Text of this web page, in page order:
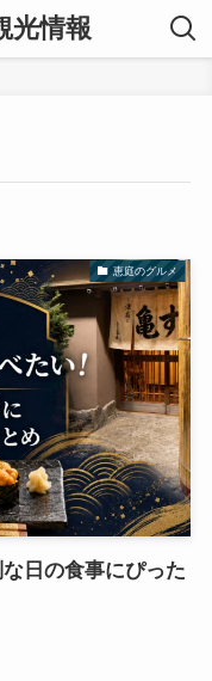
光情報
恵庭のグルメ
日の食事にぴった